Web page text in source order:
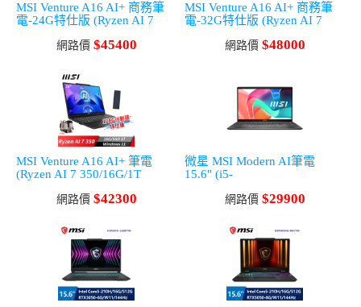
MSI Venture A16 AI+ 商務筆
電-24G特仕版 (Ryzen AI 7
網路價 $45400
MSI Venture A16 AI+ 商務筆
電-32G特仕版 (Ryzen AI 7
網路價 $48000
MSI Venture A16 AI+ 筆電
(Ryzen AI 7 350/16G/1T
網路價 $42300
微星 MSI Modern AI筆電
15.6" (i5-
網路價 $29900